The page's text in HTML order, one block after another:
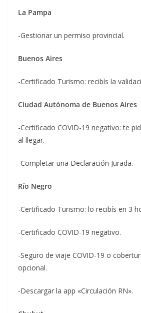
La Pampa
-Gestionar un permiso provincial.
Buenos Aires
-Certificado Turismo: recibís la
Ciudad Autónoma de Buenos Aires
-Certificado COVID-19 negativo: te
al llegar.
-Completar una Declaración Jurada.
Río Negro
-Certificado Turismo: lo recibís en 3
-Certificado COVID-19 negativo.
-Seguro de viaje COVID-19 o
opcional.
-Descargar la app «Circulación RN».